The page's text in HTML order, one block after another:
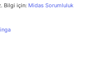
Bilgi için: Midas Sorumluluk